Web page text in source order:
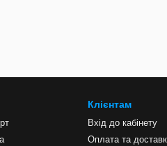
Клієнтам
Вхід до кабінету
Оплата та